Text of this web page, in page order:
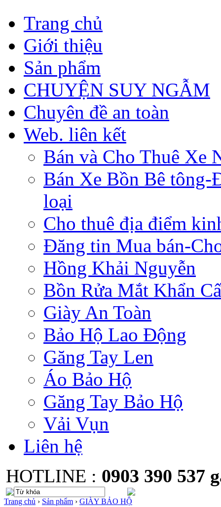
Trang chủ
Giới thiệu
Sản phẩm
CHUYỆN SUY NGẪM
Chuyên đề an toàn
Web. liên kết
Bán và Cho Thuê Xe
Bán Xe Bồn Bê tông-
loại
Cho thuê địa điểm
Đăng tin Mua bán-
Hồng Khải Nguyễn
Bồn Rửa Mắt Khẩn
Giày An Toàn
Bảo Hộ Lao Động
Găng Tay Len
Áo Bảo Hộ
Găng Tay Bảo Hộ
Vải Vụn
Liên hệ
HOTLINE : 0903 390 537
Trang chủ › Sản phẩm › GIÀY BẢO HỘ